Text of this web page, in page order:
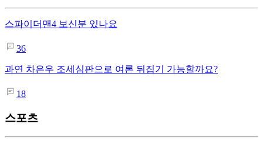
스파이더맨4 보신분 있나요
36
과연 차은우 조세심판으로 여론 뒤집기 가능할까요?
18
스포츠